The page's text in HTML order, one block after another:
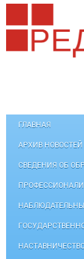
ГЛАВНАЯ
АРХИВ НОВОСТЕЙ
СВЕДЕНИЯ ОБ